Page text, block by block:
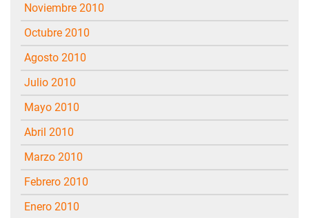
noviembre 2010
octubre 2010
agosto 2010
julio 2010
mayo 2010
abril 2010
marzo 2010
febrero 2010
enero 2010